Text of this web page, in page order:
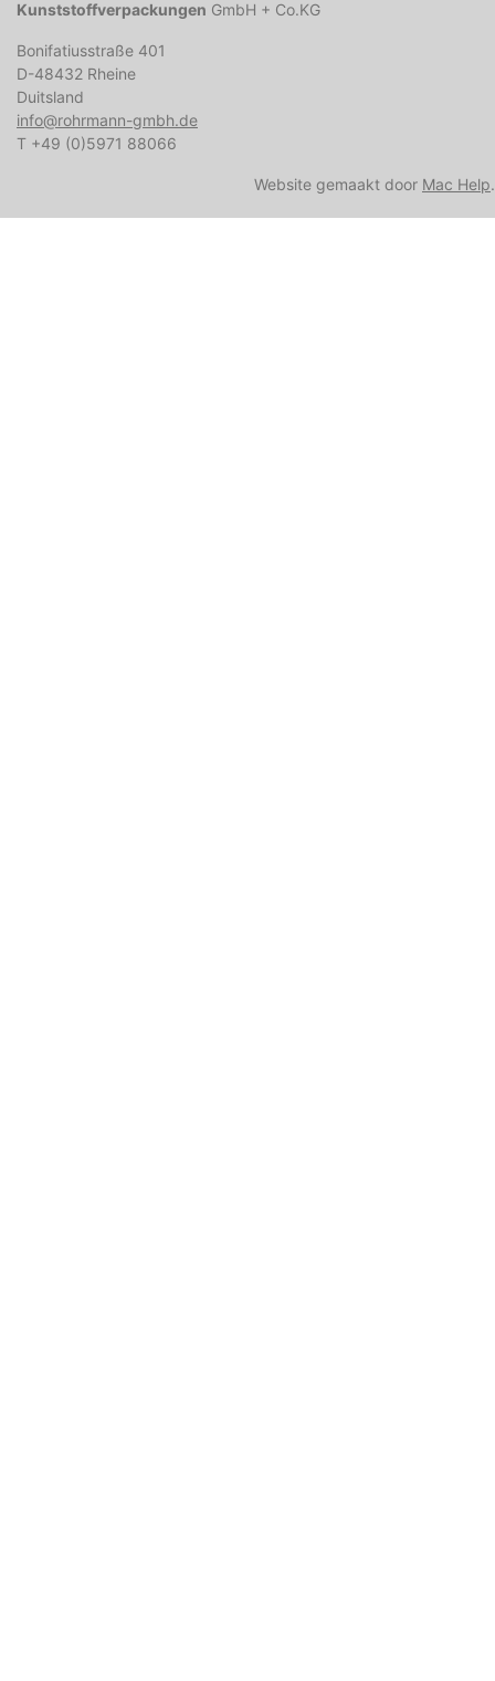
Kunststoffverpackungen GmbH + Co.KG
Bonifatiusstraße 401
D-48432 Rheine
Duitsland
info@rohrmann-gmbh.de
T +49 (0)5971 88066
Website gemaakt door Mac Help.